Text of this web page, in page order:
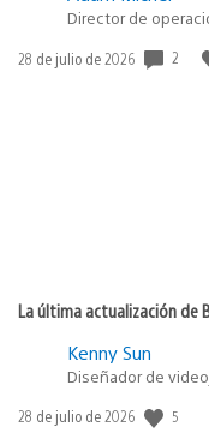
Director de
Fecha
28 de julio de 2026 2
La última actualización de
Kenny Sun
Diseñador de
Fecha
28 de julio de 2026 5